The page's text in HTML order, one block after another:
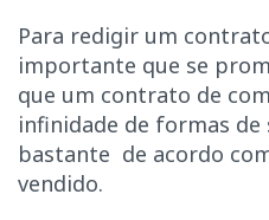
Para redigir um
importante que se
que um contrato de
infinidade de formas
bastante de acordo
vendido.